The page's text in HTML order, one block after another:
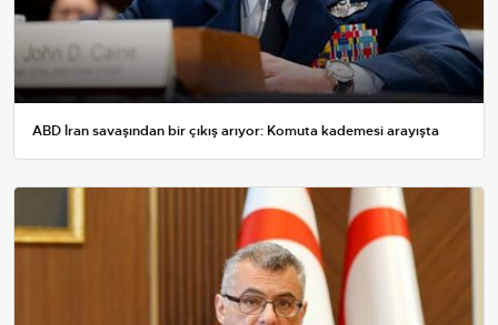
ABD İran savaşından bir çıkış arıyor: Komuta kademesi arayışta